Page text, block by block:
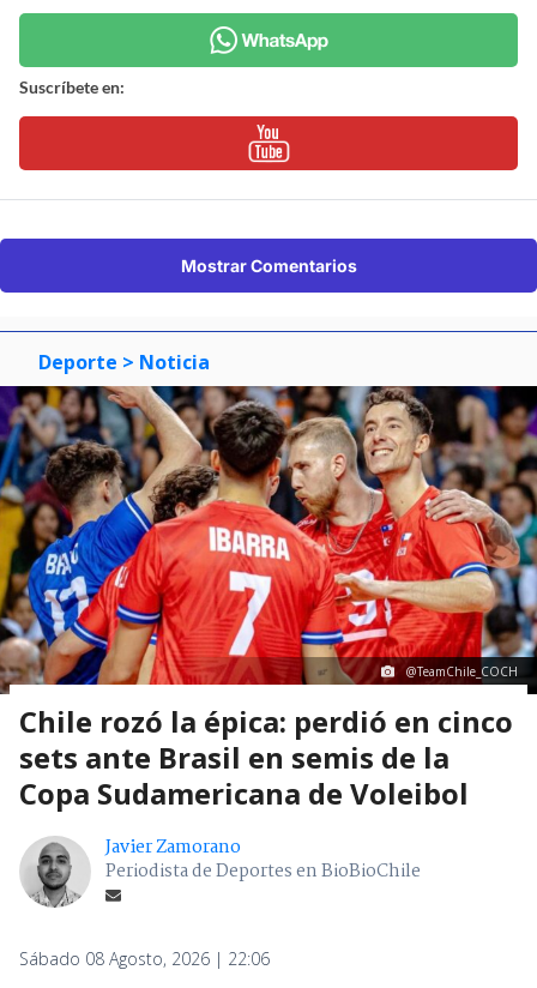
Suscríbete en:
Mostrar Comentarios
Deporte > Noticia
@TeamChile_COCH
Chile rozó la épica: perdió en cinco
sets ante Brasil en semis de la
Copa Sudamericana de Voleibol
Javier Zamorano
Periodista de Deportes en BioBioChile
Sábado 08 Agosto, 2026 | 22:06